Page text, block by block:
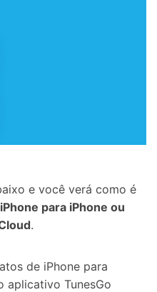
e você verá como é
para iPhone ou
.
de iPhone para
aplicativo TunesGo